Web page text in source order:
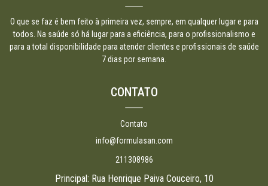
O que se faz é bem feito à primeira vez, sempre, em qualquer lugar e para
todos. Na saúde só há lugar para a eficiência, para o profissionalismo e
para a total disponibilidade para atender clientes e profissionais de saúde
7 dias por semana.
CONTATO
Contato
info@formulasan.com
211308986
Principal: Rua Henrique Paiva Couceiro, 10